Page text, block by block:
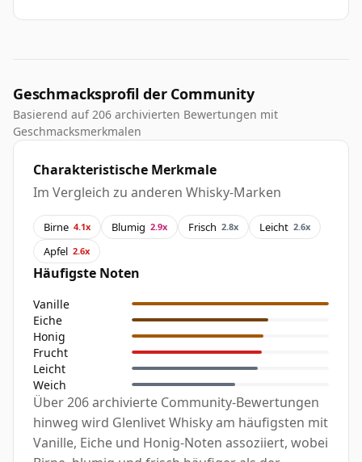
Geschmacksprofil der Community
Basierend auf 206 archivierten Bewertungen mit
Geschmacksmerkmalen
Charakteristische Merkmale
Im Vergleich zu anderen Whisky-Marken
Birne 4.1x Blumig 2.9x Frisch 2.8x Leicht 2.6x
Apfel 2.6x
Häufigste Noten
Vanille
Eiche
Honig
Frucht
Leicht
Weich
Über 206 archivierte Community-Bewertungen
hinweg wird Glenlivet Whisky am häufigsten mit
Vanille, Eiche und Honig-Noten assoziiert, wobei